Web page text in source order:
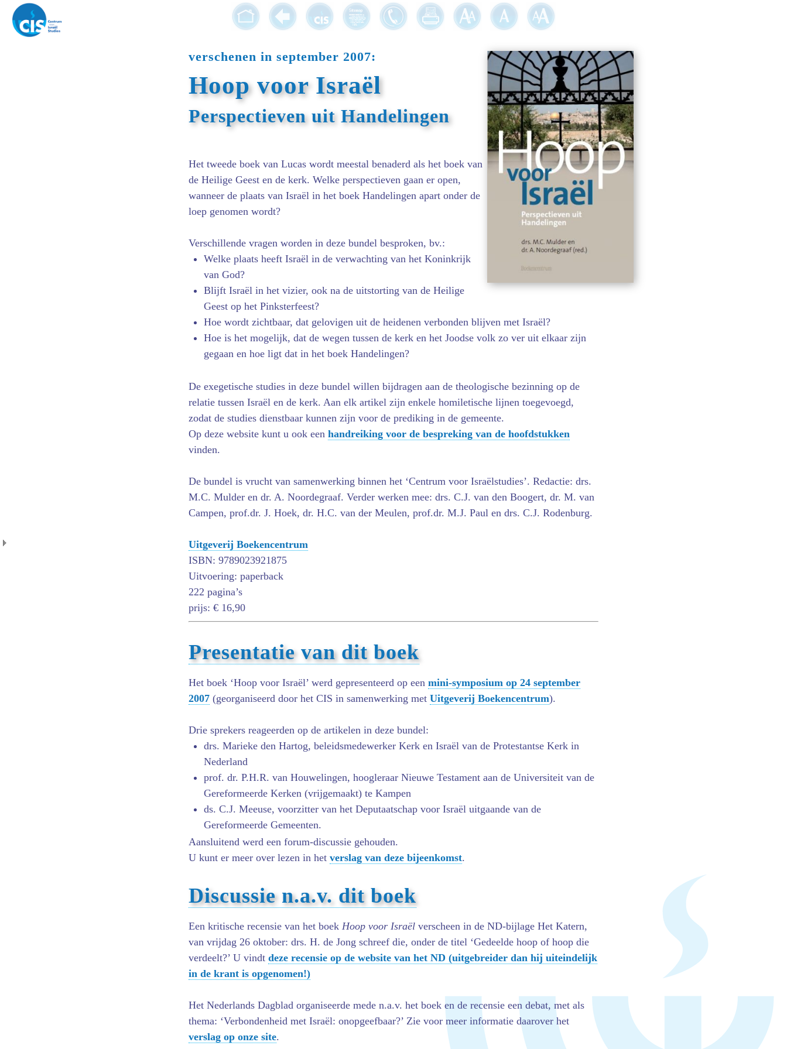
verschenen in september 2007:
Hoop voor Israël
Perspectieven uit Handelingen
Het tweede boek van Lucas wordt meestal benaderd als het boek van
de Heilige Geest en de kerk. Welke perspectieven gaan er open,
wanneer de plaats van Israël in het boek Handelingen apart onder de
loep genomen wordt?
Verschillende vragen worden in deze bundel besproken, bv.:
Welke plaats heeft Israël in de verwachting van het Koninkrijk
van God?
Blijft Israël in het vizier, ook na de uitstorting van de Heilige
Geest op het Pinkster­feest?
Hoe wordt zichtbaar, dat gelovigen uit de heidenen verbonden blijven met Israël?
Hoe is het mogelijk, dat de wegen tussen de kerk en het Joodse volk zo ver uit elkaar zijn
gegaan en hoe ligt dat in het boek Handelingen?
De exegetische studies in deze bundel willen bijdragen aan de theologische bezinning op de
relatie tussen Israël en de kerk. Aan elk artikel zijn enkele homiletische lijnen toegevoegd,
zodat de studies dienstbaar kunnen zijn voor de prediking in de gemeente.
Op deze website kunt u ook een handreiking voor de bespreking van de hoofdstukken
vinden.
De bundel is vrucht van samenwerking binnen het ‘Centrum voor Israëlstudies’. Redactie: drs.
M.C. Mulder en dr. A. Noordegraaf. Verder werken mee: drs. C.J. van den Boogert, dr. M. van
Campen, prof.dr. J. Hoek, dr. H.C. van der Meulen, prof.dr. M.J. Paul en drs. C.J. Rodenburg.
Uitgeverij Boekencentrum
ISBN: 9789023921875
Uitvoering: paperback
222 pagina’s
prijs: € 16,90
Presentatie van dit boek
Het boek ‘Hoop voor Israël’ werd gepresenteerd op een mini-symposium op 24 september
2007 (georganiseerd door het CIS in samenwerking met Uitgeverij Boekencentrum).
Drie sprekers reageerden op de artikelen in deze bundel:
drs. Marieke den Hartog, beleidsmedewerker Kerk en Israël van de Protestantse Kerk in
Nederland
prof. dr. P.H.R. van Houwelingen, hoogleraar Nieuwe Testament aan de Universiteit van de
Gereformeerde Kerken (vrijgemaakt) te Kampen
ds. C.J. Meeuse, voorzitter van het Deputaatschap voor Israël uitgaande van de
Gereformeerde Gemeenten.
Aansluitend werd een forum-discussie gehouden.
U kunt er meer over lezen in het verslag van deze bijeenkomst.
Discussie n.a.v. dit boek
Een kritische recensie van het boek Hoop voor Israël verscheen in de ND-bijlage Het Katern,
van vrijdag 26 oktober: drs. H. de Jong schreef die, onder de titel ‘Gedeelde hoop of hoop die
verdeelt?’ U vindt deze recensie op de website van het ND (uitgebreider dan hij uiteindelijk
in de krant is opgenomen!)
Het Nederlands Dagblad organiseerde mede n.a.v. het boek en de recensie een debat, met als
thema: ‘Verbondenheid met Israël: onopgeefbaar?’ Zie voor meer informatie daarover het
verslag op onze site.